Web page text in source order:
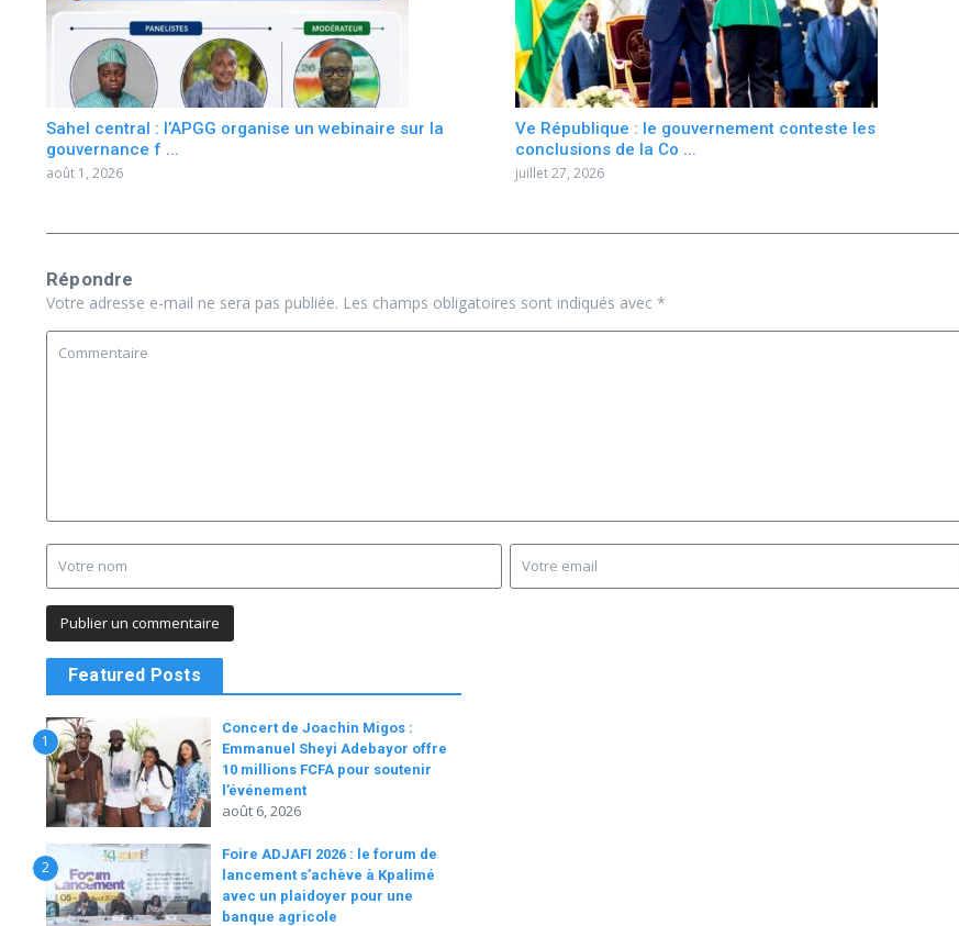
Sahel central : l’APGG organise un webinaire sur la
gouvernance f ...
août 1, 2026
Ve République : le gouvernement conteste les
conclusions de la Co ...
juillet 27, 2026
Répondre
Votre adresse e-mail ne sera pas publiée. Les champs obligatoires sont indiqués avec *
Featured Posts
1
Concert de Joachin Migos :
Emmanuel Sheyi Adebayor offre
10 millions FCFA pour soutenir
l’événement
août 6, 2026
2
Foire ADJAFI 2026 : le forum de
lancement s’achève à Kpalimé
avec un plaidoyer pour une
banque agricole